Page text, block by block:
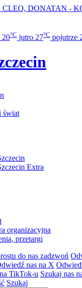
CLEO, DONATAN -
20°C jutro 27°C pojutrze
świat
Extra
organizacyjna
przetargi
do nas zadzwoń
nas na X
TikTok-u Szukaj nas
Szukaj